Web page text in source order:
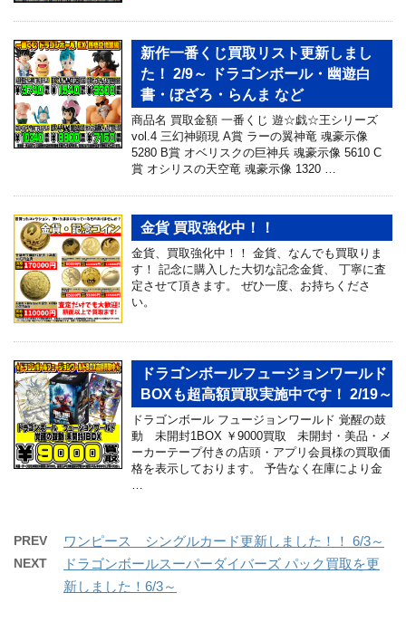
新作一番くじ買取リスト更新しまし
た！ 2/9～ ドラゴンボール・幽遊白
書・ぼざろ・らんま など
商品名 買取金額 一番くじ 遊☆戯☆王シリーズ
vol.4 三幻神顕現 A賞 ラーの翼神竜 魂豪示像
5280 B賞 オベリスクの巨神兵 魂豪示像 5610 C
賞 オシリスの天空竜 魂豪示像 1320 …
金貨 買取強化中！！
金貨、買取強化中！！ 金貨、なんでも買取りま
す！ 記念に購入した大切な記念金貨、 丁寧に査
定させて頂きます。 ぜひ一度、お持ちくださ
い。
ドラゴンボールフュージョンワールド
BOXも超高額買取実施中です！ 2/19～
ドラゴンボール フュージョンワールド 覚醒の鼓
動 未開封1BOX ￥9000買取 未開封・美品・メ
ーカーテープ付きの店頭・アプリ会員様の買取価
格を表示しております。 予告なく在庫により金
PREV ワンピース シングルカード更新しました！！ 6/3～
NEXT
ドラゴンボールスーパーダイバーズ パック買取を更
新しました！6/3～